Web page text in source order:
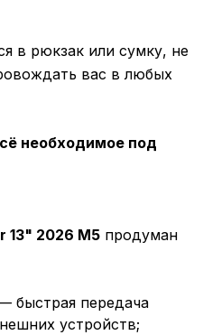
в рюкзак или сумку, не
вас в любых
необходимое под
13" 2026 M5 продуман
быстрая передача
устройств;